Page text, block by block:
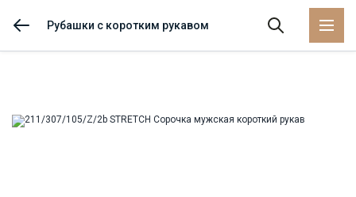
Рубашки с коротким рукавом